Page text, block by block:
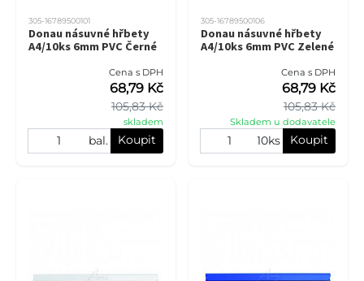
305-16789500101
Donau násuvné hřbety
A4/10ks 6mm PVC Černé
Cena s DPH
105,83 Kč
68,79 Kč
skladem
bal. Koupit
305-16789500106
Donau násuvné hřbety
A4/10ks 6mm PVC Zelené
Cena s DPH
105,83 Kč
68,79 Kč
Skladem u dodavatele
10ks Koupit